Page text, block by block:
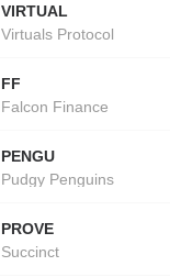
VIRTUAL
Virtuals Protocol
FF
Falcon Finance
PENGU
Pudgy Penguins
PROVE
Succinct